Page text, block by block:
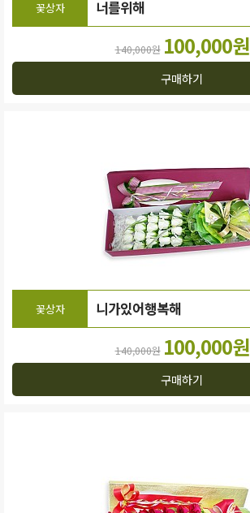
꽃상자 너를위해
140,000원 100,000원
구매하기
꽃상자 니가있어행복해
140,000원 100,000원
구매하기